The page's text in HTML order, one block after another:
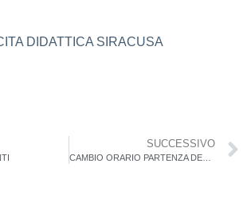
DIDATTICA SIRACUSA
SUCCESSIVO
CAMBIO ORARIO PARTENZA DELL’USCITA DIDATTICA A SIRACUSA MARTEDÌ 14 C.M.